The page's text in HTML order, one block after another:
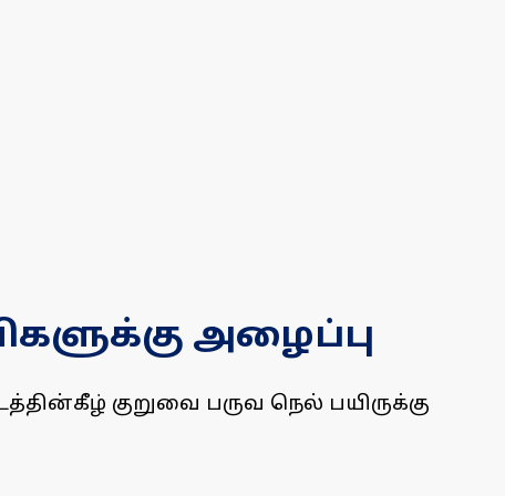
அழைப்பு
குறுவை பருவ நெல் பயிருக்கு